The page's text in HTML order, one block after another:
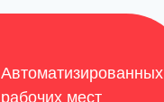
Автоматизированных
рабочих мест